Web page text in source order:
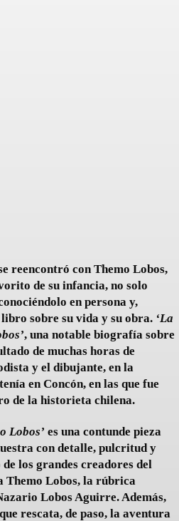
reencontró con Themo Lobos,
de su infancia, no solo
en persona y,
sobre su vida y su obra. ‘La
, una notable biografía sobre
de muchas horas de
y el dibujante, en la
en Concón, en las que fue
de la historieta chilena.
Lobos’ es una contunde pieza
con detalle, pulcritud y
los grandes creadores del
Themo Lobos, la rúbrica
Lobos Aguirre. Además,
rescata, de paso, la aventura